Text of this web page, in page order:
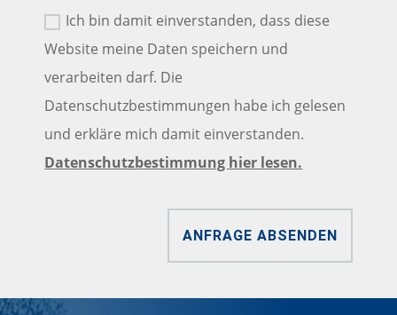
Ich bin damit einverstanden, dass diese
Website meine Daten speichern und
verarbeiten darf. Die
Datenschutzbestimmungen habe ich gelesen
und erkläre mich damit einverstanden.
Datenschutzbestimmung hier lesen.
ANFRAGE ABSENDEN